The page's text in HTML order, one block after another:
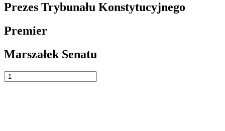
Prezes Trybunału Konstytucyjnego
Premier
Marszałek Senatu